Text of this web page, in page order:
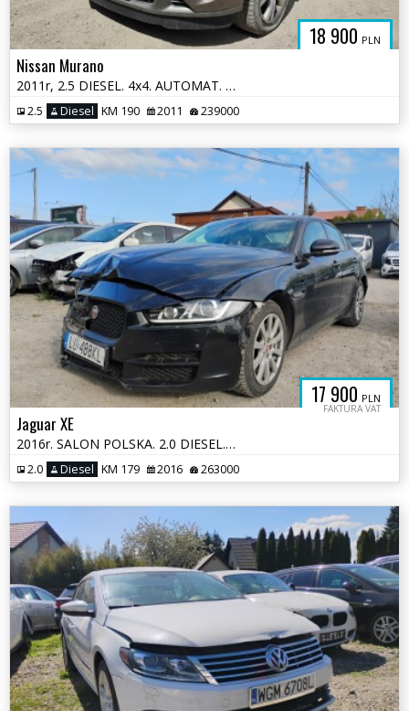
18 900 PLN
Nissan Murano
2011r, 2.5 DIESEL. 4x4. AUTOMAT. Lekko uszkodzony prawy przód. Jeździ.
2.5 Diesel KM 190 2011 239000
17 900 PLN
FAKTURA VAT
Jaguar XE
2016r. SALON POLSKA. 2.0 DIESEL. AUTOMAT.Uszkodzony lewy przód. Jeździ
2.0 Diesel KM 179 2016 263000